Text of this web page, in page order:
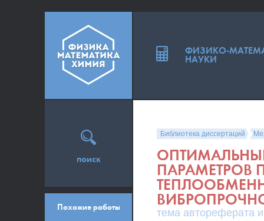
Библиотека диссертаций
ПАРАМЕТРОВ
тема автореферата
поиск
Похожие работы
ФИЗИКО-
НАУКИ